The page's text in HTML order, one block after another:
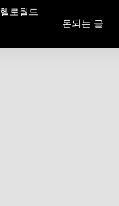
헬로월드
돈되는 글